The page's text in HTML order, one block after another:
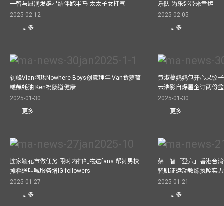
一智与周润发群星结伴跑半马 太太子女打气
2025-02-12
更多
乐队 为乐迷带来幸运
2025-02-05
更多
钊峰Vian阿珙Nowhere Boys创意拜年 Van食萝蔔
糕蘸蚝油 Ken祝肠道健康
2025-01-30
更多
黄淑蔓妈妈包开心果饺
云浩影自爆屋企订两份
2025-01-30
更多
连家颖花市做任务 限时内扫礼物送fans 帮衬男校
摊档送叫喊服务增IG followers
2025-01-27
更多
蔡一智「登六」香港台
骚肌证运动教练执照实
2025-01-21
更多